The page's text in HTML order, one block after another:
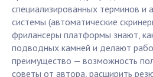
специализированных терминов и
системы (автоматические
фрилансеры платформы знают,
подводных камней и делают
преимущество — возможность
советы от автора, расширить